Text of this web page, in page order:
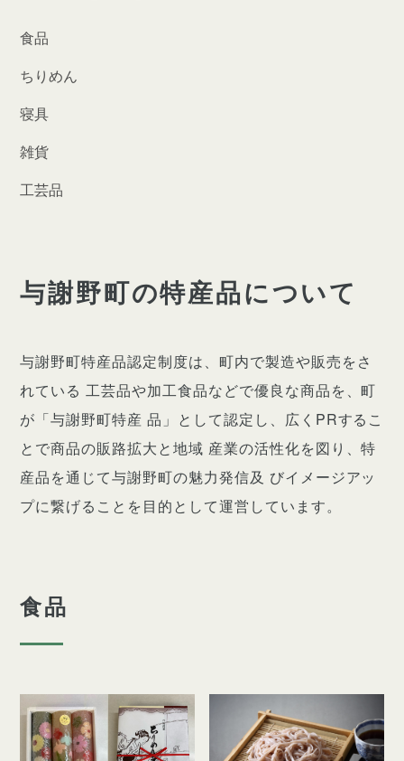
食品
ちりめん
寝具
雑貨
工芸品
与謝野町の特産品について
与謝野町特産品認定制度は、町内で製造や販売をさ
れている 工芸品や加工食品などで優良な商品を、町
が「与謝野町特産 品」として認定し、広くPRするこ
とで商品の販路拡大と地域 産業の活性化を図り、特
産品を通じて与謝野町の魅力発信及 びイメージアッ
プに繋げることを目的として運営しています。
食品